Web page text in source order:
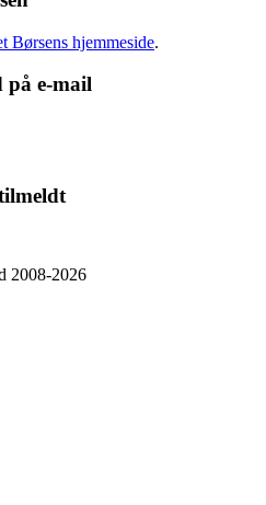
Børsens hjemmeside.
på e-mail
2008-2026